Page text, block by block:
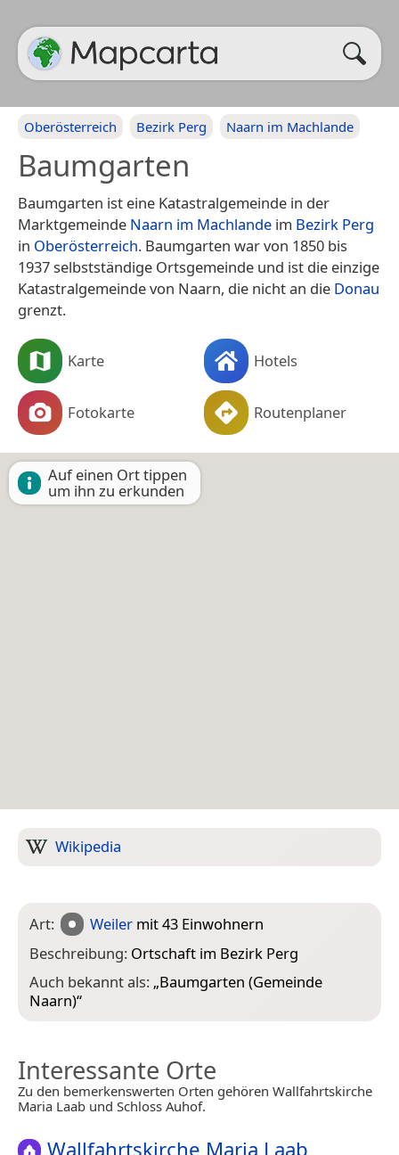
Oberösterreich Bezirk Perg Naarn im Machlande
Baumgarten
Baumgarten ist eine Katastralgemeinde in der
Marktgemeinde Naarn im Machlande im Bezirk Perg
in Oberösterreich. Baumgarten war von 1850 bis
1937 selbstständige Ortsgemeinde und ist die einzige
Katastralgemeinde von Naarn, die nicht an die Donau
grenzt.
Karte Hotels
Fotokarte Routenplaner
Auf einen Ort tippen
um ihn zu erkunden
Wikipedia
Art: Weiler mit 43 Einwohnern
Beschreibung: Ortschaft im Bezirk Perg
Auch bekannt als: „Baumgarten (Gemeinde
Naarn)“
Interessante Orte
Zu den bemerkenswerten Orten gehören Wallfahrtskirche
Maria Laab und Schloss Auhof.